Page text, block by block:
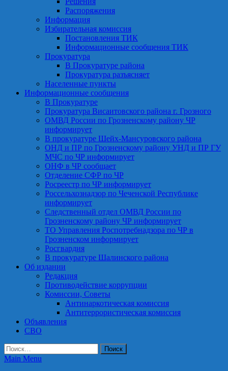
Распоряжения
Информация
Избирательная комиссия
Постановления ТИК
Информационные сообщения ТИК
Прокуратура
В Прокуратуре района
Прокуратура разъясняет
Населенные пункты
Информационные сообщения
В Прокуратуре
Прокуратура Висаитовского района г. Грозного
ОМВД России по Грозненскому району ЧР
информирует
В прокуратуре Шейх-Мансуровского района
ОНД и ПР по Грозненскому району УНД и ПР ГУ
МЧС по ЧР информирует
ОНФ в ЧР сообщает
Отделение СФР по ЧР
Росреестр по ЧР информирует
Россельхознадзор по Чеченской Республике
информирует
Следственный отдел ОМВД России по
Грозненскому району ЧР информирует
ТО Управления Роспотребнадзора по ЧР в
Грозненском информирует
Росгвардия
В прокуратуре Шалинского района
Об издании
Редакция
Противодействие коррупции
Комиссии, Советы
Антинаркотическая комиссия
Антитеррористическая комиссия
Объявления
СВО
Найти:
Main Menu